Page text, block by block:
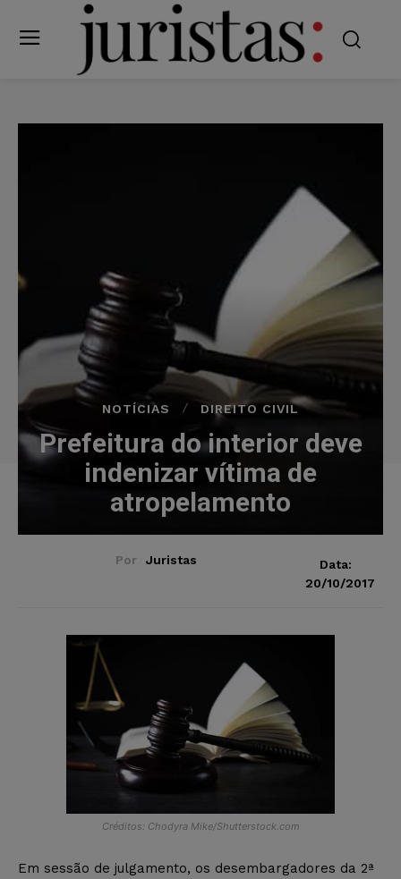
NOTÍCIAS DIREITO CIVIL
Prefeitura do interior deve
indenizar vítima de
atropelamento
Por Juristas
Data:
20/10/2017
Créditos: Chodyra Mike/Shutterstock.com
Em sessão de julgamento, os desembargadores da 2ª